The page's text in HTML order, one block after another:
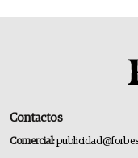
Contactos
Comercial: